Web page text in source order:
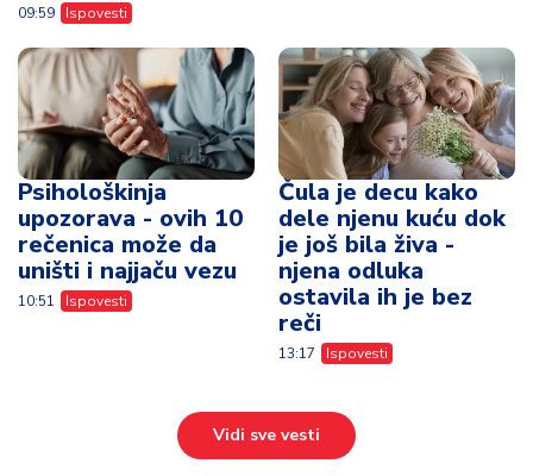
09:59 Ispovesti
Psihološkinja
upozorava - ovih 10
rečenica može da
uništi i najjaču vezu
10:51 Ispovesti
Čula je decu kako
dele njenu kuću dok
je još bila živa -
njena odluka
ostavila ih je bez
reči
13:17 Ispovesti
Vidi sve vesti